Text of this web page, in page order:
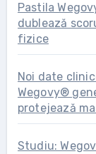
Pastila
dublează
fizice
Noi date
Wegovy®
protejează
Studiu: